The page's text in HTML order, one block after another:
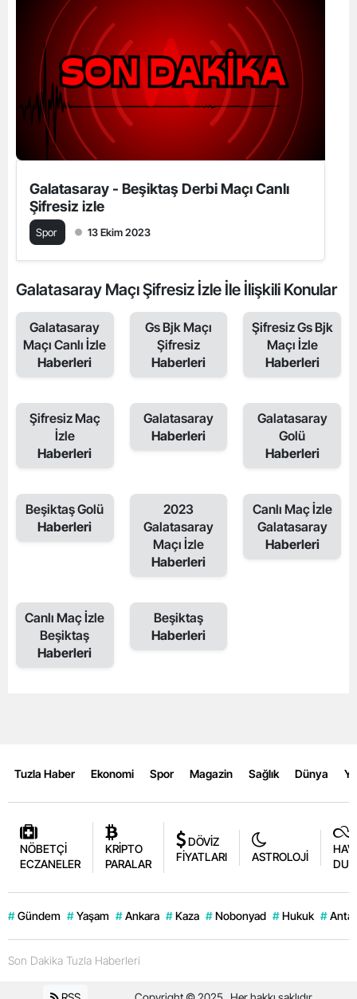
Galatasaray - Beşiktaş Derbi Maçı Canlı
Şifresiz izle
Spor 13 Ekim 2023
Galatasaray Maçı Şifresiz İzle İle İlişkili Konular
Galatasaray
Maçı Canlı İzle
Haberleri
Gs Bjk Maçı
Şifresiz
Haberleri
Şifresiz Gs Bjk
Maçı İzle
Haberleri
Şifresiz Maç
İzle
Haberleri
Galatasaray
Haberleri
Galatasaray
Golü
Haberleri
Beşiktaş Golü
Haberleri
2023
Galatasaray
Maçı İzle
Haberleri
Canlı Maç İzle
Galatasaray
Haberleri
Canlı Maç İzle
Beşiktaş
Haberleri
Beşiktaş
Haberleri
Tuzla Haber Ekonomi Spor Magazin Sağlık Dünya
NÖBETÇİ
ECZANELER
KRİPTO
PARALAR
DÖVİZ
FİYATLARI
ASTROLOJİ
# Gündem # Yaşam # Ankara # Kaza # Nobonyad # Hukuk #
Son Dakika Tuzla Haberleri